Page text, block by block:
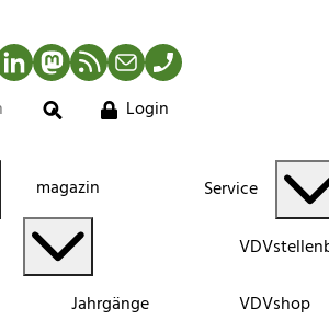
LinkedInMastodonRSS-Newsfeed
MailTelefon
Login
magazin
Jahrgänge
Service
VDVshop